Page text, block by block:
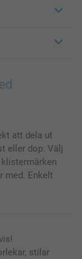
att dela ut
eller dop. Välj
med. Enkelt
stilar